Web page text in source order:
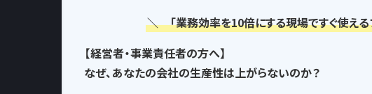
＼ 「業務効率を10倍にする現場ですぐ使え
【経営者・事業責任者の方へ】
なぜ、あなたの会社の生産性は上がらないのか？